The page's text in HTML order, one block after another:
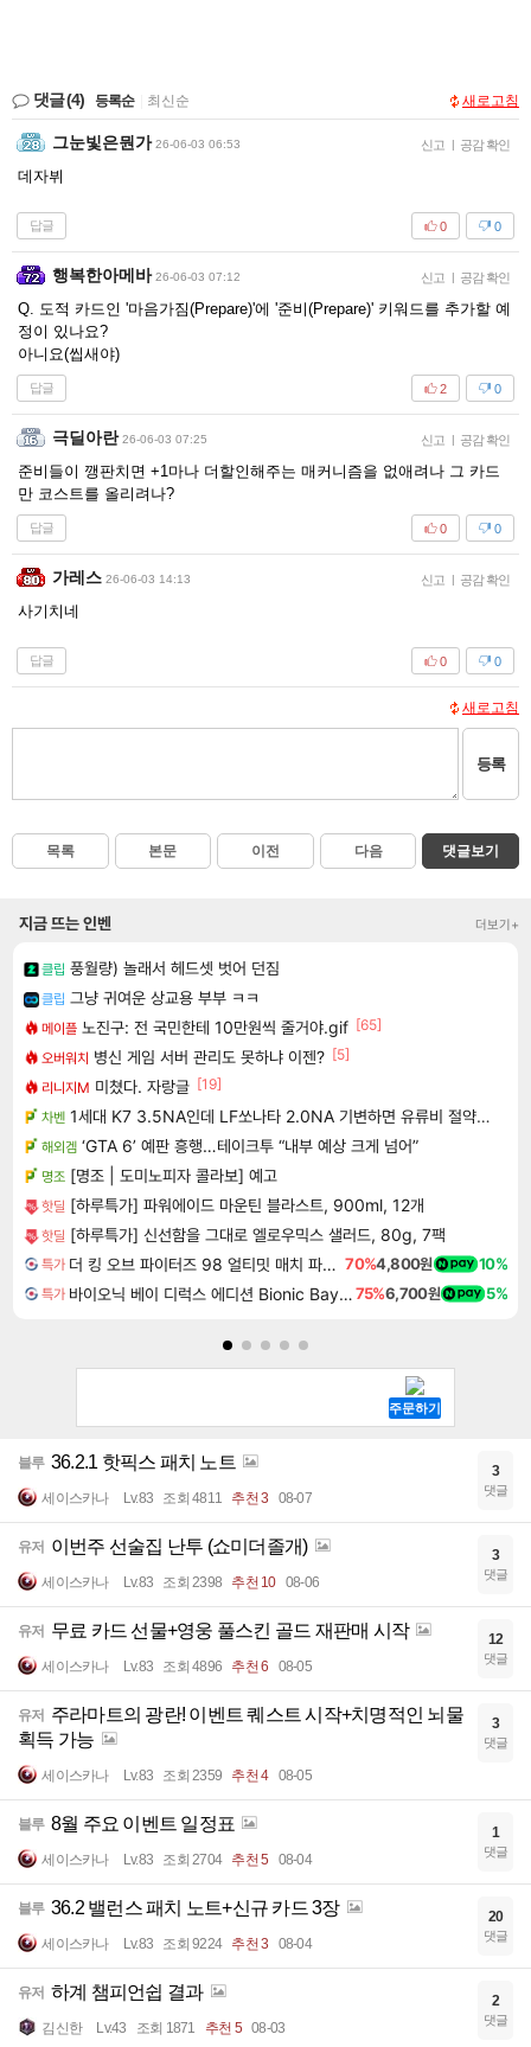
댓글(4) 등록순 최신순 새로고침
그눈빛은뭔가 26-06-03 06:53 신고 | 공감 확인
데자뷔
답글 0
0
행복한아메바 26-06-03 07:12 신고 | 공감 확인
Q. 도적 카드인 '마음가짐(Prepare)'에 '준비(Prepare)' 키워드를 추가할 예
정이 있나요?
아니요(씹새야)
답글 0
2
극딜아란 26-06-03 07:25 신고 | 공감 확인
준비들이 깽판치면 +1마나 더할인해주는 매커니즘을 없애려나 그 카드
만 코스트를 올리려나?
답글 0
0
가레스 26-06-03 14:13 신고 | 공감 확인
사기치네
답글 0
0
새로고침
등록
목록 본문 이전 다음 댓글보기
지금 뜨는 인벤 더보기+
클립 풍월량) 놀래서 헤드셋 벗어 던짐
클립 그냥 귀여운 상교용 부부 ㅋㅋ
메이플 노진구: 전 국민한테 10만원씩 줄거야.gif [65]
오버워치 병신 게임 서버 관리도 못하냐 이젠? [5]
리니지M 미쳤다. 자랑글 [19]
차벤 1세대 K7 3.5NA인데 LF쏘나타 2.0NA 기변하면 유류비 절약이 얼마나 될까요..?
해외겜 ‘GTA 6’ 예판 흥행…테이크투 “내부 예상 크게 넘어”
명조 [명조 | 도미노피자 콜라보] 예고
핫딜 [하루특가] 파워에이드 마운틴 블라스트, 900ml, 12개
핫딜 [하루특가] 신선함을 그대로 엘로우믹스 샐러드, 80g, 7팩
특가 더 킹 오브 파이터즈 98 얼티밋 매치 파이널 에디션 THE KING OF FIGHTERS 98 ULTIMATE MATCH FINAL EDITION 70%4,800원 10%
특가 바이오닉 베이 디럭스 에디션 Bionic Bay Deluxe Edition75%6,700원 5%
블루 36.2.1 핫픽스 패치 노트
세이스카나 Lv.83 조회 4811 추천 3 08-07
3
댓글
유저 이번주 선술집 난투 (쇼미더졸개)
세이스카나 Lv.83 조회 2398 추천 10 08-06
3
댓글
유저 무료 카드 선물+영웅 풀스킨 골드 재판매 시작
세이스카나 Lv.83 조회 4896 추천 6 08-05
12
댓글
유저
주라마트의 광란! 이벤트 퀘스트 시작+치명적인 뇌물
획득 가능
세이스카나 Lv.83 조회 2359 추천 4 08-05
3
댓글
블루 8월 주요 이벤트 일정표
세이스카나 Lv.83 조회 2704 추천 5 08-04
1
댓글
블루 36.2 밸런스 패치 노트+신규 카드 3장
세이스카나 Lv.83 조회 9224 추천 3 08-04
20
댓글
유저 하계 챔피언쉽 결과
김신한 Lv.43 조회 1871 추천 5 08-03
2
댓글